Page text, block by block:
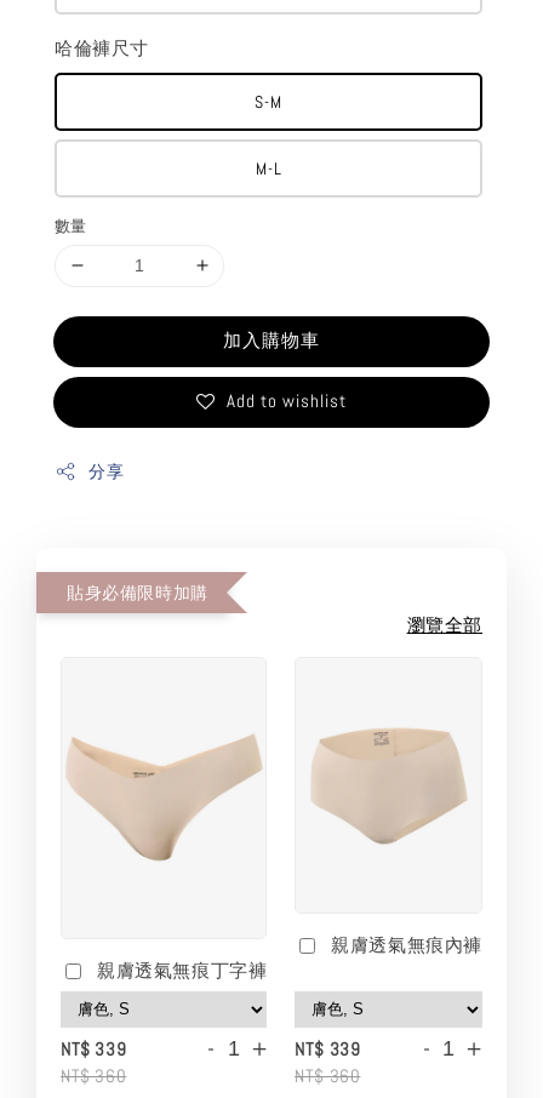
哈倫褲尺寸
S-M
M-L
數量
加入購物車
Add to wishlist
分享
貼身必備限時加購
瀏覽全部
親膚透氣無痕丁字褲
NT$ 339
NT$ 360
- +
親膚透氣無痕內褲
NT$ 339
NT$ 360
- +